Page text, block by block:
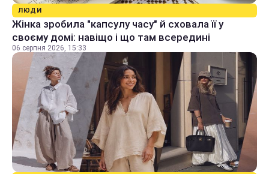
ЛЮДИ
Жінка зробила "капсулу часу" й сховала її у
своєму домі: навіщо і що там всередині
06 серпня 2026, 15:33